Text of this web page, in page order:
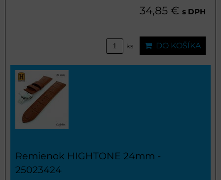
34,85 € s DPH
ks DO KOŠÍKA
Remienok HIGHTONE 24mm -
25023424